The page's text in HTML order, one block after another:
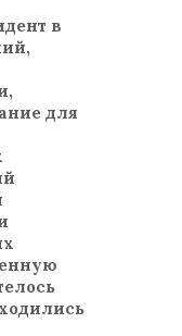
в
для